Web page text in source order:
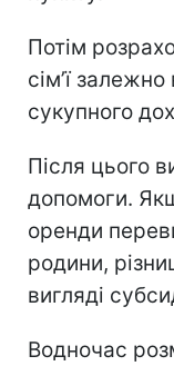
Потім
сім’ї
сукупного
Після цього
допомоги.
оренди
родини,
вигляді
Водночас